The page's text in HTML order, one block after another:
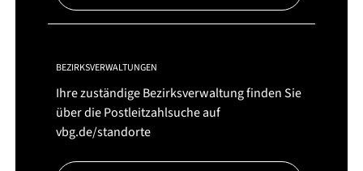
BEZIRKSVERWALTUNGEN
Ihre zuständige Bezirksverwaltung finden Sie
über die Postleitzahlsuche auf
vbg.de/standorte